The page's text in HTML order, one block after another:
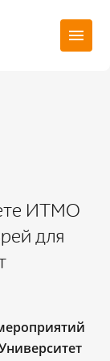
ИТМО
для